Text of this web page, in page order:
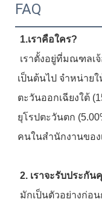
FAQ
1.เราคือใคร?
เป็นต้นไป จำหน่ายใ
ตะวันออกเฉียงใต้
ยุโรปตะวันตก
คนในสำนักงานของ
2. เราจะรับประกั
มักเป็นตัวอย่างก่อ